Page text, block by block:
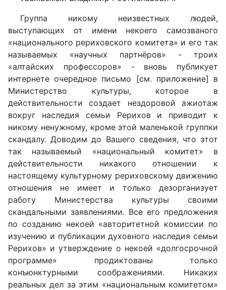
Группа никому неизвестных людей,
выступающих от имени некоего самозваного
«национального рериховского комитета» и его так
называемых «научных партнёров» - троих
«алтайских профессоров» - вновь публикует
интернете очередное письмо [см. приложение] в
Министерство культуры, которое в
действительности создает нездоровой ажиотаж
вокруг наследия семьи Рерихов и приводит к
никому ненужному, кроме этой маленькой группки
скандалу. Доводим до Вашего сведения, что этот
так называемый «национальный комитет» в
действительности никакого отношении к
настоящему культурному рериховскому движению
отношения не имеет и только дезорганизует
работу Министерства культуры своими
скандальными заявлениями. Все его предложения
по созданию некоей «авторитетной комиссии по
изучению и публикации духовного наследия семьи
Рерихов» и утверждение о некоей «долгосрочной
программе» продиктованы только
конъюнктурными соображениями. Никаких
реальных дел за этим «национальным комитетом»